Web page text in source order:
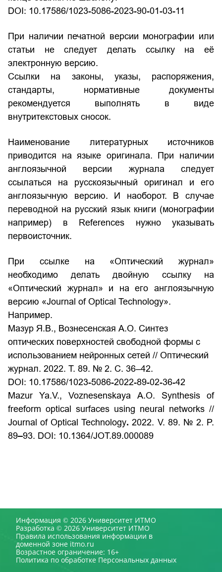
DOI: 10.17586/1023-5086-2023-90-01-03-11
При наличии печатной версии монографии или
статьи не следует делать ссылку на её
электронную версию.
Ссылки на законы, указы, распоряжения,
стандарты, нормативные документы
рекомендуется выполнять в виде
внутритекстовых сносок.
Наименование литературных источников
приводится на языке оригинала. При наличии
англоязычной версии журнала следует
ссылаться на русскоязычный оригинал и его
англоязычную версию. И наоборот. В случае
переводной на русский язык книги (монографии
например) в References нужно указывать
первоисточник.
При ссылке на «Оптический журнал»
необходимо делать двойную ссылку на
«Оптический журнал» и на его англоязычную
версию «Journal of Optical Technology».
Например.
Мазур Я.В., Вознесенская А.О. Синтез
оптических поверхностей свободной формы с
использованием нейронных сетей // Оптический
журнал. 2022. Т. 89. № 2. С. 36–42.
DOI: 10.17586/1023-5086-2022-89-02-36-42
Mazur Ya.V., Voznesenskaya A.O. Synthesis of
freeform optical surfaces using neural networks //
Journal of Optical Technology. 2022. V. 89. № 2. P.
89‒93. DOI: 10.1364/JOT.89.000089
Информация © 2026 Университет ИТМО
Разработка © 2026 Университет ИТМО
Правила использования информации в
доменной зоне itmo.ru
Возрастное ограничение: 16+
Политика по обработке Персональных данных